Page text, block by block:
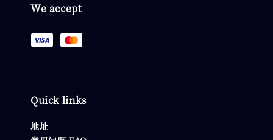
We accept
Quick links
地址